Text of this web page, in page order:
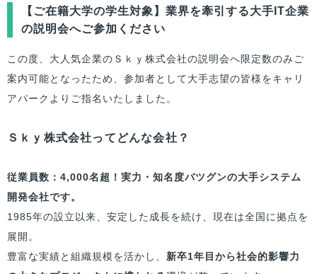
【 ご在籍大学の学生対象】業界を牽引する大手IT企業
の説明会へご参加ください
この度、大人気企業のＳｋｙ株式会社の説明会へ限定数のみご
案内可能となったため、参加者として大手志望の皆様をキャリ
アパークよりご指名いたしました。
Ｓｋｙ株式会社ってどんな会社？
従業員数：4,000名超！実力・知名度バツグンの大手システム
開発会社です。
1985年の設立以来、安定した成長を続け、現在は全国に拠点を
展開。
豊富な実績と組織規模を活かし、 新卒1年目から社会的影響力